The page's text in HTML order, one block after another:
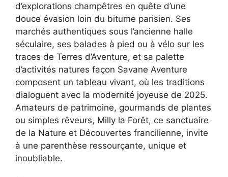
d’explorations champêtres en quête d’une
douce évasion loin du bitume parisien. Ses
marchés authentiques sous l’ancienne halle
séculaire, ses balades à pied ou à vélo sur les
traces de Terres d’Aventure, et sa palette
d’activités natures façon Savane Aventure
composent un tableau vivant, où les traditions
dialoguent avec la modernité joyeuse de 2025.
Amateurs de patrimoine, gourmands de plantes
ou simples rêveurs, Milly la Forêt, ce sanctuaire
de la Nature et Découvertes francilienne, invite
à une parenthèse ressourçante, unique et
inoubliable.